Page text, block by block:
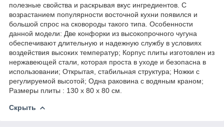
полезные свойства и раскрывая вкус ингредиентов. С
возрастанием популярности восточной кухни появился и
большой спрос на сковороды такого типа. Особенности
данной модели: Две конфорки из высокопрочного чугуна
обеспечивают длительную и надежную службу в условиях
воздействия высоких температур; Корпус плиты изготовлен из
нержавеющей стали, которая проста в уходе и безопасна в
использовании; Открытая, стабильная структура; Ножки с
регулируемой высотой; Одна раковина с водяным краном;
Размеры плиты : 130 х 80 х 80 см.
Скрыть